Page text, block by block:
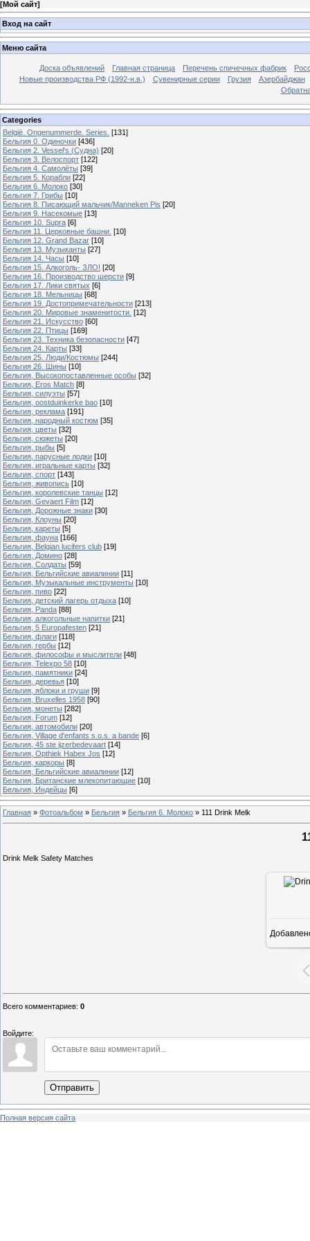
[Мой сайт]
Вход на сайт
Меню сайта
Доска объявлений Главная страница Перечень спичечных фабрик
Новые производства РФ (1992-н.в.)
Сувенирные серии Грузия
Азербайджан
Categories
België. Ongenummerde. Series. [131]
Бельгия 0. Одиночки [436]
Бельгия 2. Vessel's (Судна) [20]
Бельгия 3. Велоспорт [122]
Бельгия 4. Самолёты [39]
Бельгия 5. Корабли [22]
Бельгия 6. Молоко [30]
Бельгия 7. Грибы [10]
Бельгия 8. Писающий мальчик/Manneken Pis [20]
Бельгия 9. Насекомые [13]
Бельгия 10. Supra [6]
Бельгия 11. Церковные башни. [10]
Бельгия 12. Grand Bazar [10]
Бельгия 13. Музыканты [27]
Бельгия 14. Часы [10]
Бельгия 15. Алкоголь- ЗЛО! [20]
Бельгия 16. Производство шерсти [9]
Бельгия 17. Лики святых [6]
Бельгия 18. Мельницы [68]
Бельгия 19. Достопримечательности [213]
Бельгия 20. Мировые знаменитости. [12]
Бельгия 21. Искусство [60]
Бельгия 22. Птицы [169]
Бельгия 23. Техника безопасности [47]
Бельгия 24. Карты [33]
Бельгия 25. Люди/Костюмы [244]
Бельгия 26. Шины [10]
Бельгия, Высокопоставленные особы [32]
Бельгия, Eros Match [8]
Бельгия, силуэты [57]
Бельгия, oostduinkerke bao [10]
Бельгия, реклама [191]
Бельгия, народный костюм [35]
Бельгия, цветы [32]
Бельгия, сюжеты [20]
Бельгия, рыбы [5]
Бельгия, парусные лодки [10]
Бельгия, игральные карты [32]
Бельгия, спорт [143]
Бельгия, живопись [10]
Бельгия, королевские танцы [12]
Бельгия, Gevaert Film [12]
Бельгия, Дорожные знаки [30]
Бельгия, Клоуны [20]
Бельгия, кареты [5]
Бельгия, фауна [166]
Бельгия, Belgian lucifers club [19]
Бельгия, Домино [28]
Бельгия, Солдаты [59]
Бельгия, Бельгийские авиалинии [11]
Бельгия, Музыкальные инструменты [10]
Бельгия, пиво [22]
Бельгия, детский лагерь отдыха [10]
Бельгия, Panda [88]
Бельгия, алкогольные напитки [21]
Бельгия, 5 Europafesten [21]
Бельгия, флаги [118]
Бельгия, гербы [12]
Бельгия, философы и мыслители [48]
Бельгия, Telexpo 58 [10]
Бельгия, памятники [24]
Бельгия, деревья [10]
Бельгия, яблоки и груши [9]
Бельгия, Bruxelles 1958 [90]
Бельгия, монеты [282]
Бельгия, Forum [12]
Бельгия, автомобили [20]
Бельгия, Village d'enfants s.o.s. a bande [6]
Бельгия, 45 ste ijzerbedevaart [14]
Бельгия, Opthiek Habex Jos [12]
Бельгия, каркоры [8]
Бельгия, Бельгийские авиалинии [12]
Бельгия, Британские млекопитающие [10]
Бельгия, Индейцы [6]
Главная » Фотоальбом » Бельгия » Бельгия 6. Молоко » 111 Drink Melk
Drink Melk Safety Matches
Всего комментариев: 0
Войдите:
Отправить
Полная версия сайта